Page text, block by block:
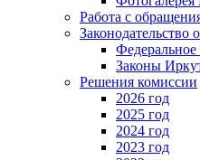
Работа с
Законодательство
Федеральное
Законы
Решения комиссии
2026 год
2025 год
2024 год
2023 год